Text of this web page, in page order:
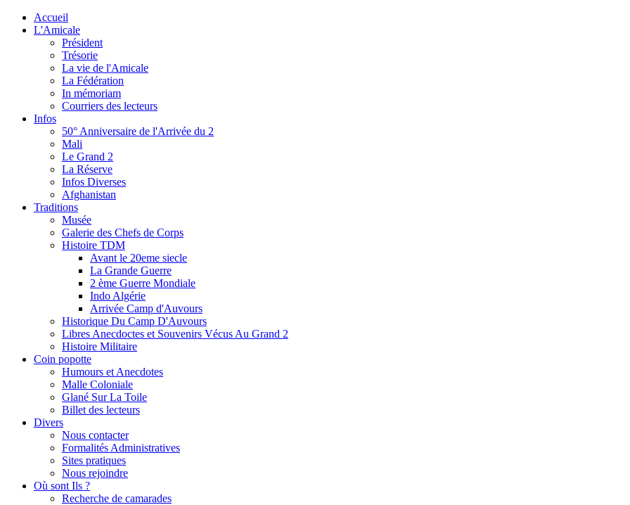
Accueil
L'Amicale
Président
Trésorie
La vie de l'Amicale
La Fédération
In mémoriam
Courriers des lecteurs
Infos
50° Anniversaire de l'Arrivée du 2
Mali
Le Grand 2
La Réserve
Infos Diverses
Afghanistan
Traditions
Musée
Galerie des Chefs de Corps
Histoire TDM
Avant le 20eme siecle
La Grande Guerre
2 ème Guerre Mondiale
Indo Algérie
Arrivée Camp d'Auvours
Historique Du Camp D'Auvours
Libres Anecdoctes et Souvenirs Vécus Au Grand 2
Histoire Militaire
Coin popotte
Humours et Anecdotes
Malle Coloniale
Glané Sur La Toile
Billet des lecteurs
Divers
Nous contacter
Formalités Administratives
Sites pratiques
Nous rejoindre
Où sont Ils ?
Recherche de camarades